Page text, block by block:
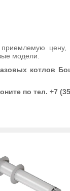
модели.
котлов
по тел. +7